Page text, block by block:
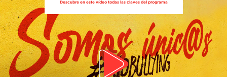
Descubre en este vídeo todas las claves del programa